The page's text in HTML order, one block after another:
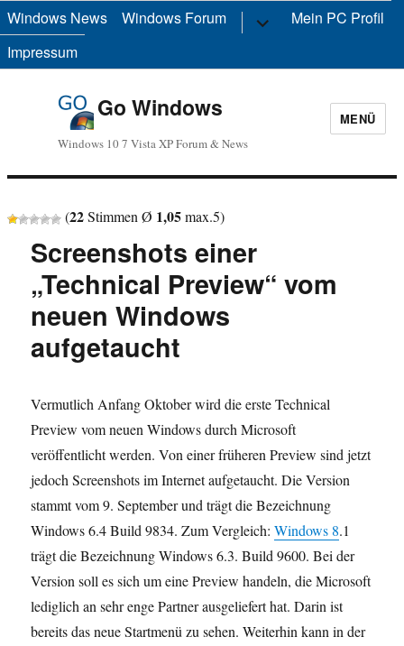
Windows News Windows Forum Untermenü
anzeigen
Mein PC Profil
Impressum
Go Windows
Windows 10 7 Vista XP Forum & News
MENÜ
(22Stimmen Ø 1,05max.5)
Screenshots einer
„Technical Preview“ vom
neuen Windows
aufgetaucht
Vermutlich Anfang Oktober wird die erste Technical
Preview vom neuen Windows durch Microsoft
veröffentlicht werden. Von einer früheren Preview sind jetzt
jedoch Screenshots im Internet aufgetaucht. Die Version
stammt vom 9. September und trägt die Bezeichnung
Windows 6.4 Build 9834. Zum Vergleich:Windows 8.1
trägt die Bezeichnung Windows 6.3. Build 9600. Bei der
Version soll es sich um eine Preview handeln, die Microsoft
lediglich an sehr enge Partner ausgeliefert hat. Darin ist
bereits das neue Startmenü zu sehen. Weiterhin kann in der